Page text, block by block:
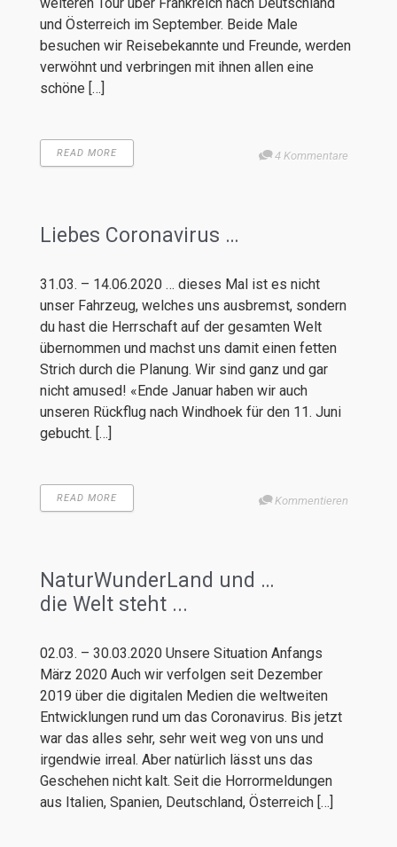
und Österreich im September. Beide Male
besuchen wir Reisebekannte und Freunde, werden
verwöhnt und verbringen mit ihnen allen eine
schöne […]
READ MORE 4 Kommentare
Liebes Coronavirus …
31.03. – 14.06.2020 … dieses Mal ist es nicht
unser Fahrzeug, welches uns ausbremst, sondern
du hast die Herrschaft auf der gesamten Welt
übernommen und machst uns damit einen fetten
Strich durch die Planung. Wir sind ganz und gar
nicht amused! «Ende Januar haben wir auch
unseren Rückflug nach Windhoek für den 11. Juni
gebucht. […]
READ MORE Kommentieren
NaturWunderLand und …
die Welt steht ...
02.03. – 30.03.2020 Unsere Situation Anfangs
März 2020 Auch wir verfolgen seit Dezember
2019 über die digitalen Medien die weltweiten
Entwicklungen rund um das Coronavirus. Bis jetzt
war das alles sehr, sehr weit weg von uns und
irgendwie irreal. Aber natürlich lässt uns das
Geschehen nicht kalt. Seit die Horrormeldungen
aus Italien, Spanien, Deutschland, Österreich […]